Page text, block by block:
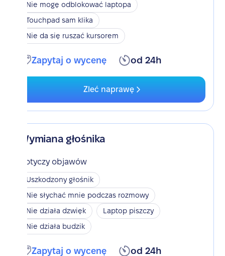
Nie mogę odblokować laptopa
Touchpad sam klika
Nie da się ruszać kursorem
Zapytaj o wycenę od 24h
Zleć naprawę
Wymiana głośnika
Dotyczy objawów
Uszkodzony głośnik
Nie słychać mnie podczas rozmowy
Nie działa dzwięk
Laptop piszczy
Nie działa budzik
Zapytaj o wycenę od 24h